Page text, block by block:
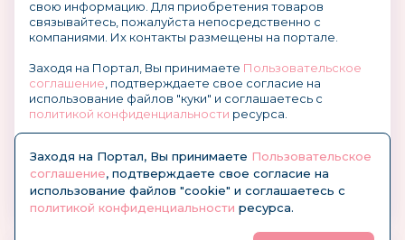
свою информацию. Для приобретения товаров
связывайтесь, пожалуйста непосредственно с
компаниями. Их контакты размещены на портале.
Заходя на Портал, Вы принимаете Пользовательское
соглашение , подтверждаете свое согласие на
использование файлов "куки" и соглашаетесь с
политикой конфиденциальности ресурса.
Заходя на Портал, Вы принимаете Пользовательское
соглашение, подтверждаете свое согласие на
использование файлов "cookie" и соглашаетесь с
политикой конфиденциальности ресурса.